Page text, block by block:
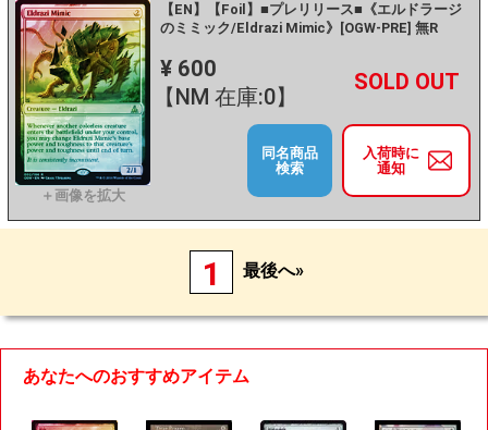
【EN】【Foil】■プレリリース■《エルドラージ
のミミック/Eldrazi Mimic》[OGW-PRE] 無R
¥ 600
【NM 在庫:0】
－ +
入荷時に
通知
同名商品
検索
1 最後へ»
あなたへのおすすめアイテム